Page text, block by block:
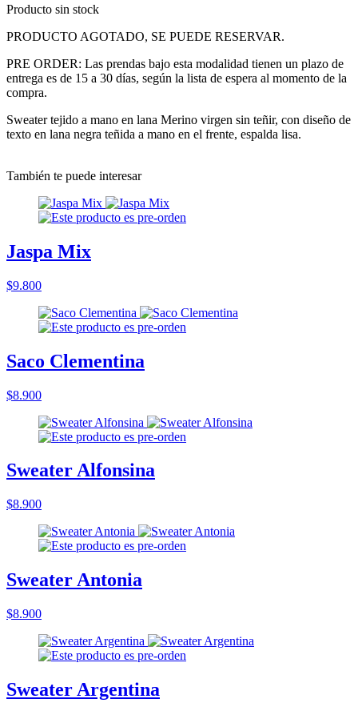
Producto sin stock
PRODUCTO AGOTADO, SE PUEDE RESERVAR.
PRE ORDER: Las prendas bajo esta modalidad tienen un plazo de
entrega es de 15 a 30 días, según la lista de espera al momento de la
compra.
Sweater tejido a mano en lana Merino virgen sin teñir, con diseño de
texto en lana negra teñida a mano en el frente, espalda lisa.
También te puede interesar
Jaspa Mix
$9.800
Saco Clementina
$8.900
Sweater Alfonsina
$8.900
Sweater Antonia
$8.900
Sweater Argentina